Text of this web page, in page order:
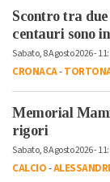
Scontro tra
centauri sono
Sabato, 8 Agosto 2026 -
CRONACA-
Memorial
rigori
Sabato, 8 Agosto 2026 -
CALCIO-